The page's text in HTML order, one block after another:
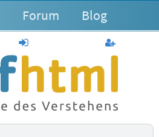
Forum Blog
anmelden